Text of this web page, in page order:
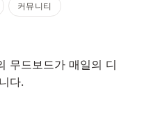
커뮤니티
무드보드가 매일의 디
다.